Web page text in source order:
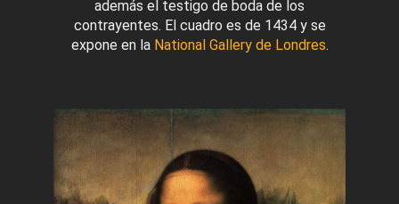
además el testigo de boda de los
contrayentes. El cuadro es de 1434 y se
expone en la National Gallery de Londres.